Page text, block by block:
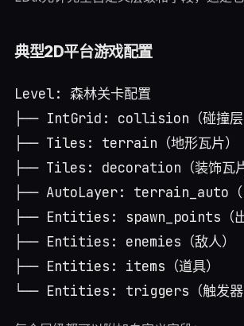
典型2D平台游戏配置
Level: 森林关卡配置
├── IntGrid: collision（碰撞层
├── Tiles: terrain（地形瓦片）
├── Tiles: decoration（装饰瓦片
├── AutoLayer: terrain_auto（自
├── Entities: spawn_points（出
├── Entities: enemies（敌人）
├── Entities: items（道具）